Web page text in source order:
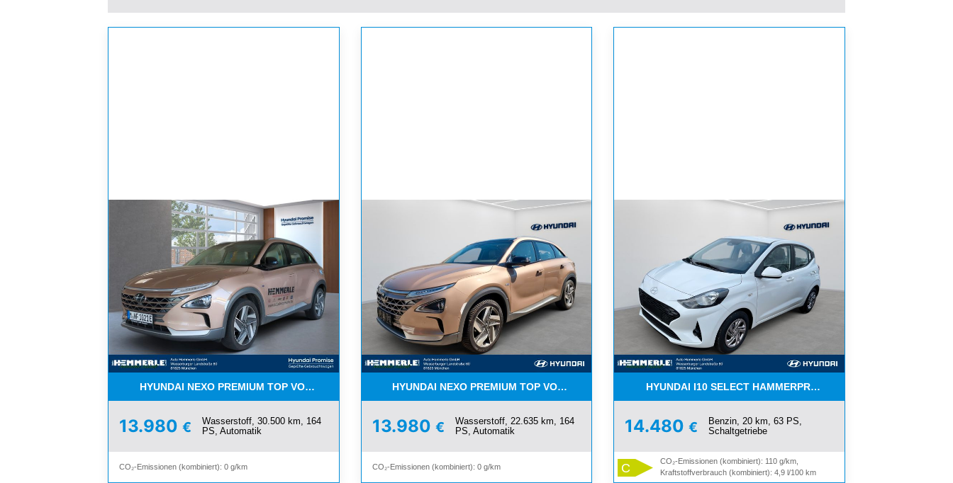
HYUNDAI NEXO PREMIUM TOP VOM WASSERSTOFFSPEZIALISTEN !
13.980 €
Wasserstoff, 30.500 km, 164
PS, Automatik
CO₂-Emissionen (kombiniert): 0 g/km
HYUNDAI NEXO PREMIUM TOP VOM WASSERSTOFFSPEZIALISTEN !
13.980 €
Wasserstoff, 22.635 km, 164
PS, Automatik
CO₂-Emissionen (kombiniert): 0 g/km
HYUNDAI I10 SELECT HAMMERPREIS ! TOP ! NAVI AKTION !
14.480€
Benzin, 20 km, 63 PS,
Schaltgetriebe
C
CO₂-Emissionen (kombiniert): 110 g/km,
Kraftstoffverbrauch (kombiniert): 4,9 l/100 km